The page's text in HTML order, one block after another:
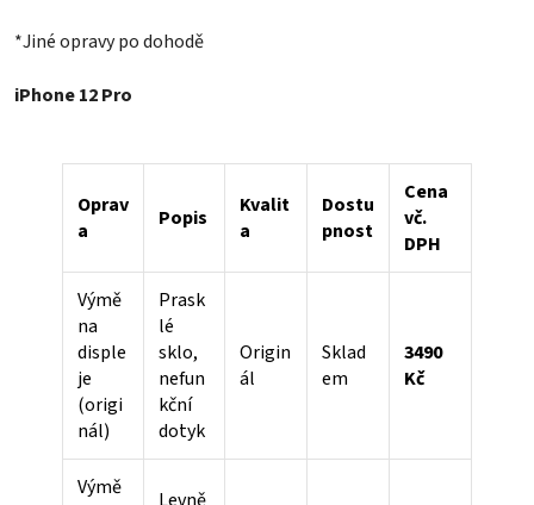
*Jiné opravy po dohodě
iPhone 12 Pro
Oprav
a
Popis
Kvalit
a
Dostu
pnost
Cena
vč.
DPH
Výmě
na
disple
je
(origi
nál)
Prask
lé
sklo,
nefun
kční
dotyk
Origin
ál
Sklad
em
3490
Kč
Výmě